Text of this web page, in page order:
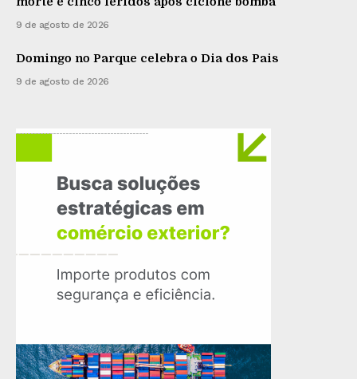
9 de agosto de 2026
Domingo no Parque celebra o Dia dos Pais
9 de agosto de 2026